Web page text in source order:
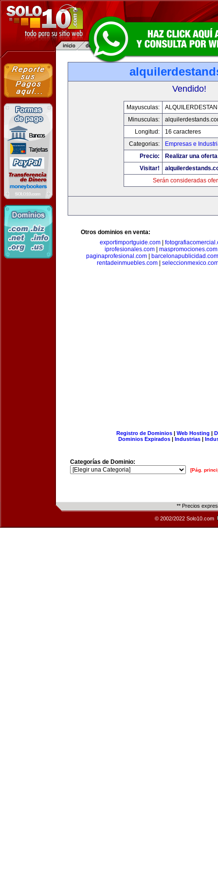
Vendido!
Mayusculas:
Minusculas:
Longitud:
16 caracteres
Categorias:
Empresas e
Precio:
Realizar una
Visitar!
Serán consideradas
Otros dominios en venta:
exportimportguide.com
iprofesionales.com
maspromociones.com
paginaprofesional.com|
barcelonapublicidad.com
rentadeinmuebles.com
Registro de Dominios| Web Hosting |
Dominios Expirados | Industrias |
Categorías de Dominio:
[Pág.
** Precios
© 2002/2022 Solo10.com